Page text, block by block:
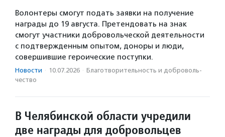
Волонтеры смогут подать заявки на получение
награды до 19 августа. Претендовать на знак
смогут участники добровольческой деятельности
с подтвержденным опытом, доноры и люди,
совершившие героические поступки.
Новости · 10.07.2026 · Благотвори­тель­ность и доброволь­
чест­во
В Челябинской области учредили
две награды для добровольцев